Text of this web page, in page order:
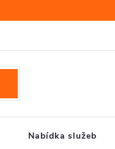
Nabídka služeb